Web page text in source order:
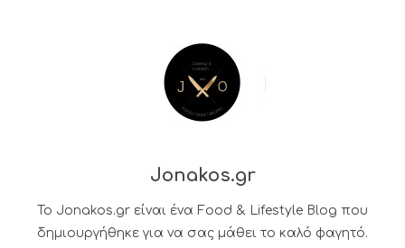
Jonakos.gr
Το Jonakos.gr είναι ένα Food & Lifestyle Blog που
δημιουργήθηκε για να σας μάθει το καλό φαγητό.